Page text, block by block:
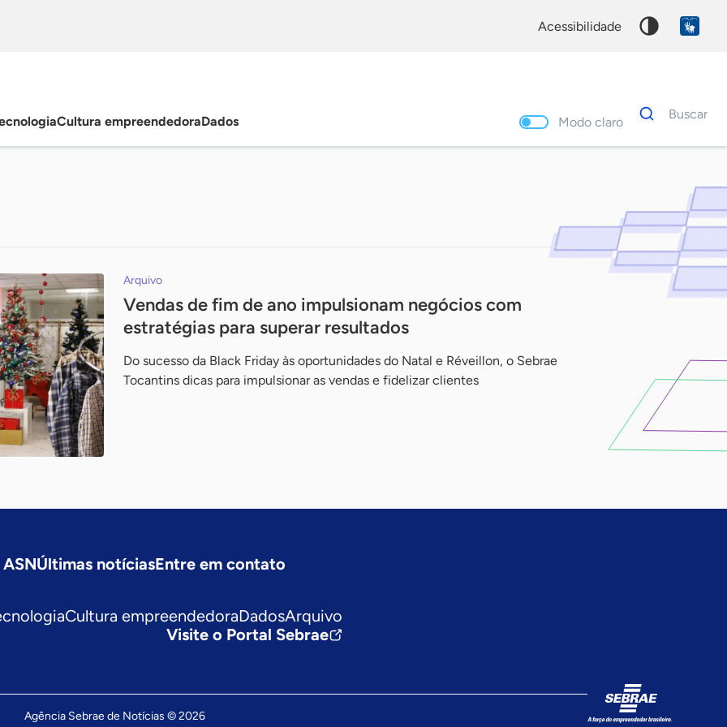
acessibilidade
Cultura empreendedoraDados Modo claro
Dados
para
Buscar
Arquivo
Vendas de fim de ano impulsionam negócios com
estratégias para superar resultados
Do sucesso da Black Friday às oportunidades do Natal e Réveillon, o Sebrae
Tocantins dicas para impulsionar as vendas e fidelizar clientes
ASNÚltimas notíciasEntre em contato
Cultura empreendedoraDadosArquivo
Visite o Portal Sebrae
Agência Sebrae de Notícias © 2026